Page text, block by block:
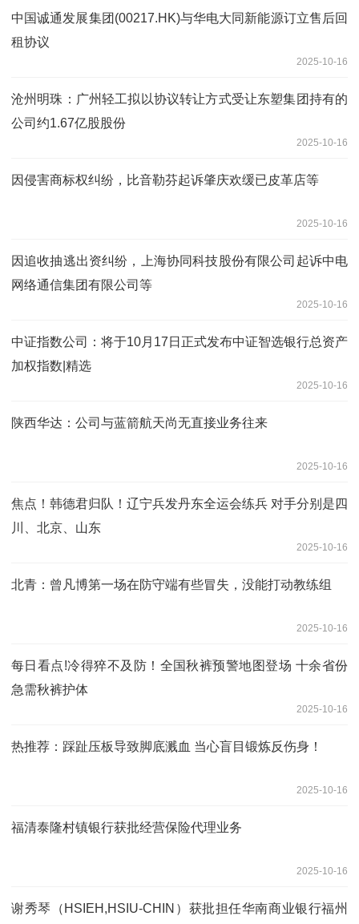
中国诚通发展集团(00217.HK)与华电大同新能源订立售后回
租协议
2025-10-16
沧州明珠：广州轻工拟以协议转让方式受让东塑集团持有的
公司约1.67亿股股份
2025-10-16
因侵害商标权纠纷，比音勒芬起诉肇庆欢缓已皮革店等
2025-10-16
因追收抽逃出资纠纷，上海协同科技股份有限公司起诉中电
网络通信集团有限公司等
2025-10-16
中证指数公司：将于10月17日正式发布中证智选银行总资产
加权指数|精选
2025-10-16
陕西华达：公司与蓝箭航天尚无直接业务往来
2025-10-16
焦点！韩德君归队！辽宁兵发丹东全运会练兵 对手分别是四
川、北京、山东
2025-10-16
北青：曾凡博第一场在防守端有些冒失，没能打动教练组
2025-10-16
每日看点!冷得猝不及防！全国秋裤预警地图登场 十余省份
急需秋裤护体
2025-10-16
热推荐：踩趾压板导致脚底溅血 当心盲目锻炼反伤身！
2025-10-16
福清泰隆村镇银行获批经营保险代理业务
2025-10-16
谢秀琴（HSIEH,HSIU-CHIN）获批担任华南商业银行福州